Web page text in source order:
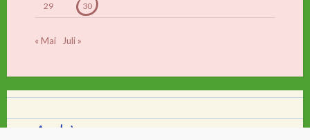
29 30
« Mai Juli »
Archiv